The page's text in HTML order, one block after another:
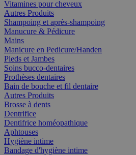
Vitamines pour cheveux
Autres Produits
Shampoing et après-shampoing
Manucure & Pédicure
Mains
Manicure en Pedicure/Handen
Pieds et Jambes
Soins bucco-dentaires
Prothèses dentaires
Bain de bouche et fil dentaire
Autres Produits
Brosse à dents
Dentrifice
Dentifrice homéopathique
Aphtouses
Hygiène intime
Bandage d'hygiène intime